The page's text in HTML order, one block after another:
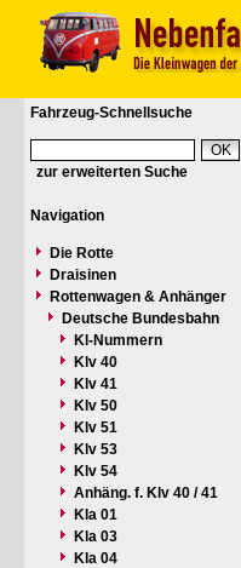
Fahrzeug-Schnellsuche
zur erweiterten Suche
Navigation
Die Rotte
Draisinen
Rottenwagen & Anhänger
Deutsche Bundesbahn
Kl-Nummern
Klv 40
Klv 41
Klv 50
Klv 51
Klv 53
Klv 54
Anhäng. f. Klv 40 / 41
Kla 01
Kla 03
Kla 04